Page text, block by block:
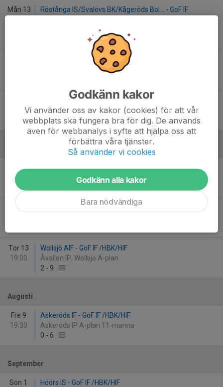
Mån 13
Röstånga IS/Svalövs BK/Kågeröds BoI... - GoF IF
Odenvallen A-plan
GoF IF /HBK/HIF - Lunds BOIS
Knutsvallen A-plan
19:00
Klågerups GoIF - GoF IF /HBK/HIF
Nya IP, Klågerup A-plan
0- 0
Lör 1
12:00
GoF IF /HBK/HIF - Torns IF
Harlösa IP A-plan
Torna Hällestads IF (9m9) - GoF IF /HBK/HIF
Tor 13
19:00
Wollsjö AIF - GoF IF /HBK/HIF
Åvallen IP, Wollsjö A-plan
2 - 9
Augusti
Fre 9
19:30
Askeröds IF - GoF IF /HBK/HIF
Askeröds IP A-plan 11-manna
0 - 6
September
Sön 1
Höörs IS - GoF IF /HBK/HIF
Godkänn kakor
Vi använder oss av kakor (cookies) för att vår
webbplats ska fungera bra för dig. De används
även för webbanalys i syfte att hjälpa oss att
förbättra våra tjänster.
Så använder vi cookies
Godkänn alla kakor
Bara nödvändiga